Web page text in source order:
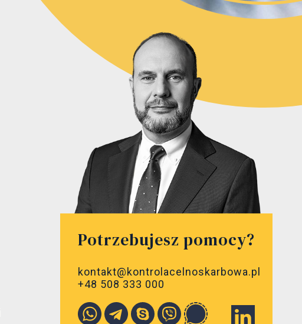
Potrzebujesz pomocy?
kontakt@kontrolacelnoskarbowa.pl
+48 508 333 000